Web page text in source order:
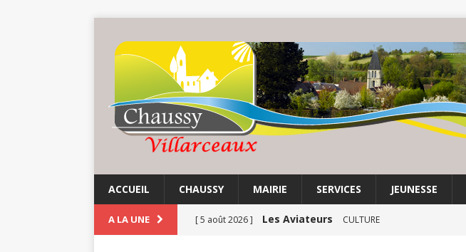
ACCUEIL CHAUSSY MAIRIE SERVICES JEUNESSE
A LA UNE [ 5 août 2026 ] Les Aviateurs CULTURE